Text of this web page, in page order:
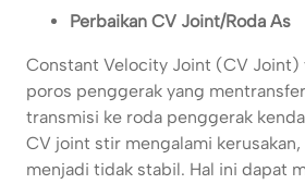
Perbaikan CV Joint/Roda As
Constant Velocity Joint (CV Joint)
poros penggerak yang
transmisi ke roda penggerak
CV joint stir mengalami
menjadi tidak stabil. Hal ini dapat